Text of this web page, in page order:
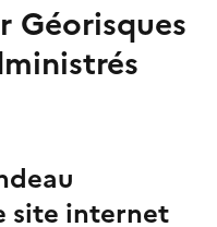
Géorisques
site internet